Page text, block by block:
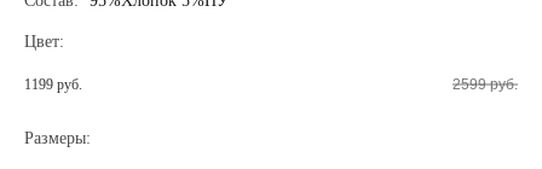
Цвет:
1199 руб. 2599 руб.
Размеры: